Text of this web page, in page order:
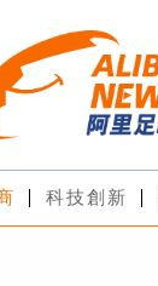
科技創新